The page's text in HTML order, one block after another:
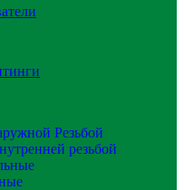
Резьбой
резьбой